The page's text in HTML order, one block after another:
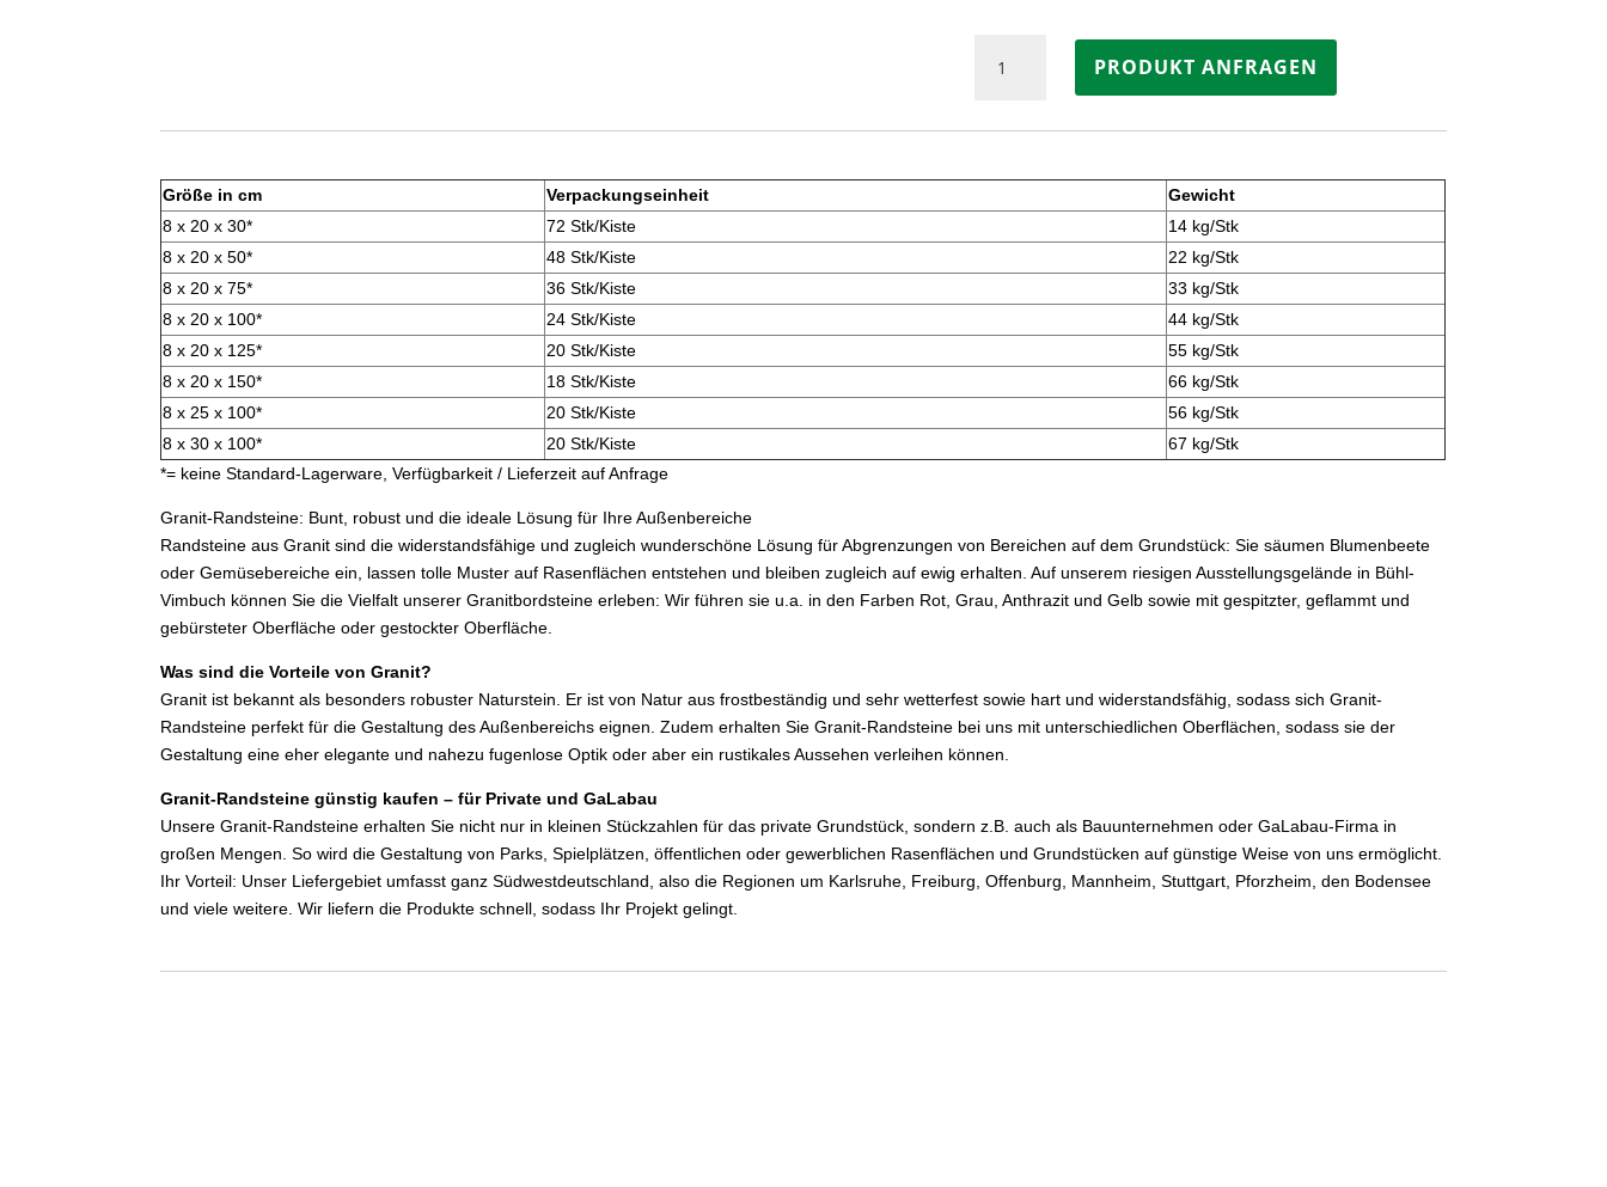
GRANIT
gespitzt
PRODUKT ANFRAGEN
Größe in cm Verpackungseinheit
Gewicht
8 x 20 x 30*
72 Stk/Kiste
14 kg/Stk
8 x 20 x 50*
48 Stk/Kiste
22 kg/Stk
8 x 20 x 75*
36 Stk/Kiste
33 kg/Stk
8 x 20 x 100*
24 Stk/Kiste
44 kg/Stk
8 x 20 x 125*
20 Stk/Kiste
55 kg/Stk
8 x 20 x 150*
18 Stk/Kiste
66 kg/Stk
8 x 25 x 100*
20 Stk/Kiste
56 kg/Stk
8 x 30 x 100*
20 Stk/Kiste
67 kg/Stk
*= keine Standard-Lagerware, Verfügbarkeit / Lieferzeit auf Anfrage
Granit-Randsteine: Bunt, robust und die ideale Lösung für Ihre Außenbereiche
Randsteine aus Granit sind die widerstandsfähige und zugleich wunderschöne Lösung für Abgrenzungen von Bereichen auf dem Grundstück: Sie säumen Blumenbeete
oder Gemüsebereiche ein, lassen tolle Muster auf Rasenflächen entstehen und bleiben zugleich auf ewig erhalten. Auf unserem riesigen Ausstellungsgelände in Bühl-
Vimbuch können Sie die Vielfalt unserer Granitbordsteine erleben: Wir führen sie u.a. in den Farben Rot, Grau, Anthrazit und Gelb sowie mit gespitzter, geflammt und
gebürsteter Oberfläche oder gestockter Oberfläche.
Was sind die Vorteile von Granit?
Granit ist bekannt als besonders robuster Naturstein. Er ist von Natur aus frostbeständig und sehr wetterfest sowie hart und widerstandsfähig, sodass sich Granit-
Randsteine perfekt für die Gestaltung des Außenbereichs eignen. Zudem erhalten Sie Granit-Randsteine bei uns mit unterschiedlichen Oberflächen, sodass sie der
Gestaltung eine eher elegante und nahezu fugenlose Optik oder aber ein rustikales Aussehen verleihen können.
Granit-Randsteine günstig kaufen – für Private und GaLabau
Unsere Granit-Randsteine erhalten Sie nicht nur in kleinen Stückzahlen für das private Grundstück, sondern z.B. auch als Bauunternehmen oder GaLabau-Firma in
großen Mengen. So wird die Gestaltung von Parks, Spielplätzen, öffentlichen oder gewerblichen Rasenflächen und Grundstücken auf günstige Weise von uns ermöglicht.
Ihr Vorteil: Unser Liefergebiet umfasst ganz Südwestdeutschland, also die Regionen um Karlsruhe, Freiburg, Offenburg, Mannheim, Stuttgart, Pforzheim, den Bodensee
und viele weitere. Wir liefern die Produkte schnell, sodass Ihr Projekt gelingt.